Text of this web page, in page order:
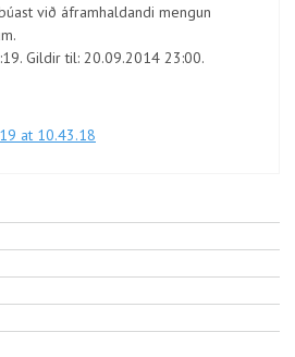
við áframhaldandi mengun
Gildir til: 20.09.2014 23:00.